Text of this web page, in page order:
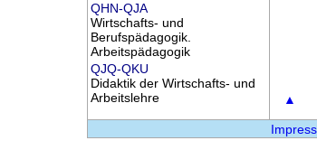
QHN-QJA
Wirtschafts- und
Berufspädagogik.
Arbeitspädagogik
QJQ-QKU
Didaktik der Wirtschafts- und
Arbeitslehre
▲